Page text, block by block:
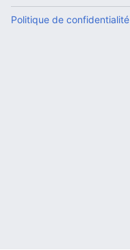
Politique de confidentialité